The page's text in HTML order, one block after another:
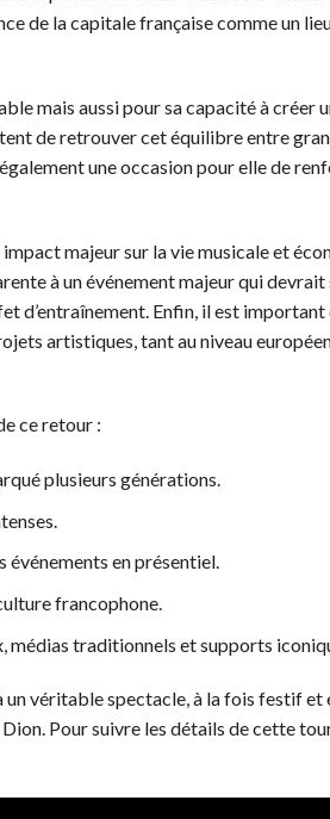
de la capitale française comme un
mais aussi pour sa capacité à créer
de retrouver cet équilibre entre
une occasion pour elle de
majeur sur la vie musicale et
à un événement majeur qui
d’entraînement. Enfin, il est important
artistiques, tant au niveau
ce retour :
plusieurs générations.
en présentiel.
francophone.
traditionnels et supports
véritable spectacle, à la fois festif et
Pour suivre les détails de cette